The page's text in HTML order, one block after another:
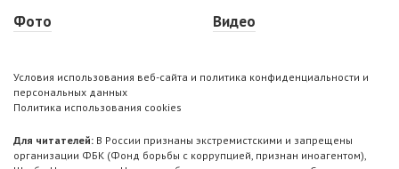
Фото
Видео
Условия использования веб-сайта и политика конфиденциальности и
персональных данных
Политика использования cookies
Для читателей: В России признаны экстремистскими и запрещены
организации ФБК (Фонд борьбы с коррупцией, признан иноагентом),